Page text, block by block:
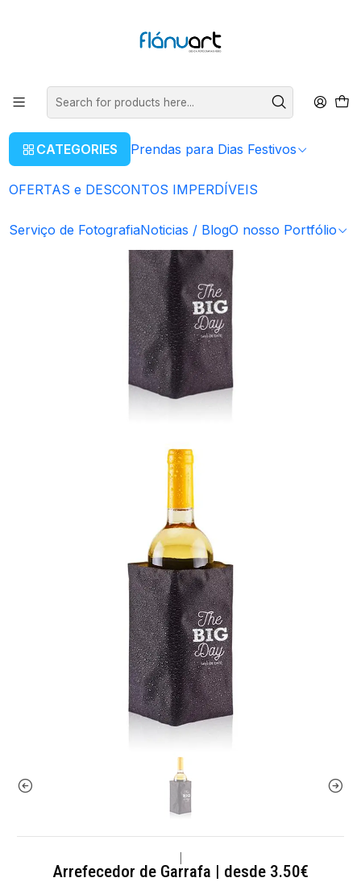
CATEGORIES Prendas para Dias Festivos
OFERTAS e DESCONTOS IMPERDÍVEIS
Serviço de FotografiaNoticias / BlogO nosso Portfólio
Arrefecedor de Garrafa | desde 3.50€
Arrefecedor de Garrafa | desde 3.50€